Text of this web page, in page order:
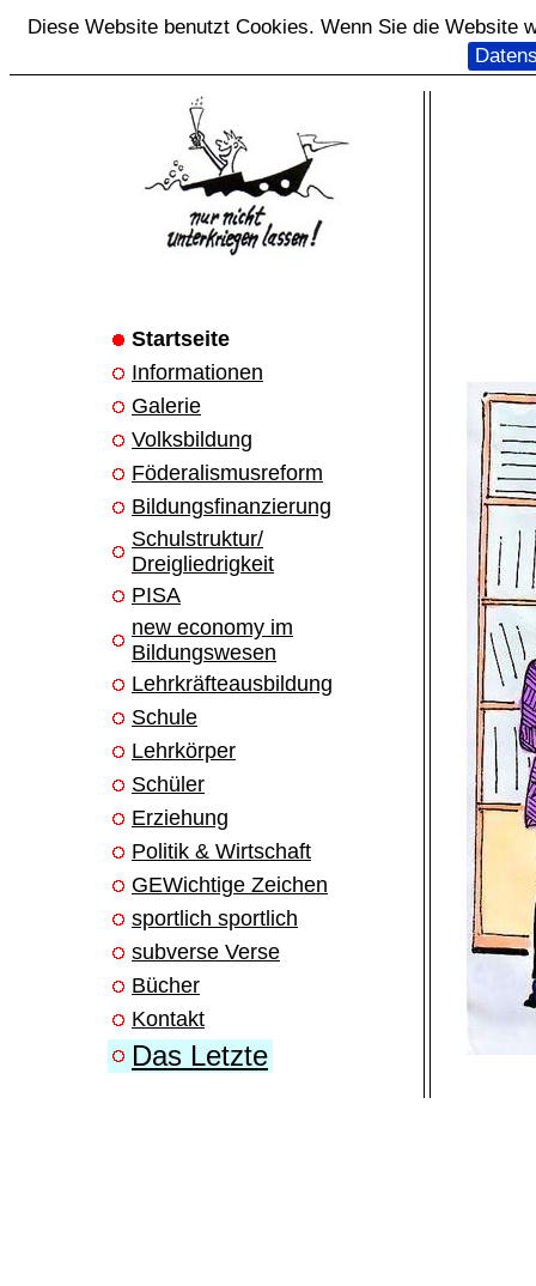
Diese Website benutzt Cookies. Wenn Sie die Website
Startseite
Informationen
Galerie
Volksbildung
Föderalismusreform
Bildungsfinanzierung
Schulstruktur/
Dreigliedrigkeit
PISA
new economy im
Bildungswesen
Lehrkräfteausbildung
Schule
Lehrkörper
Schüler
Erziehung
Politik & Wirtschaft
GEWichtige Zeichen
sportlich sportlich
subverse Verse
Bücher
Kontakt
Das Letzte